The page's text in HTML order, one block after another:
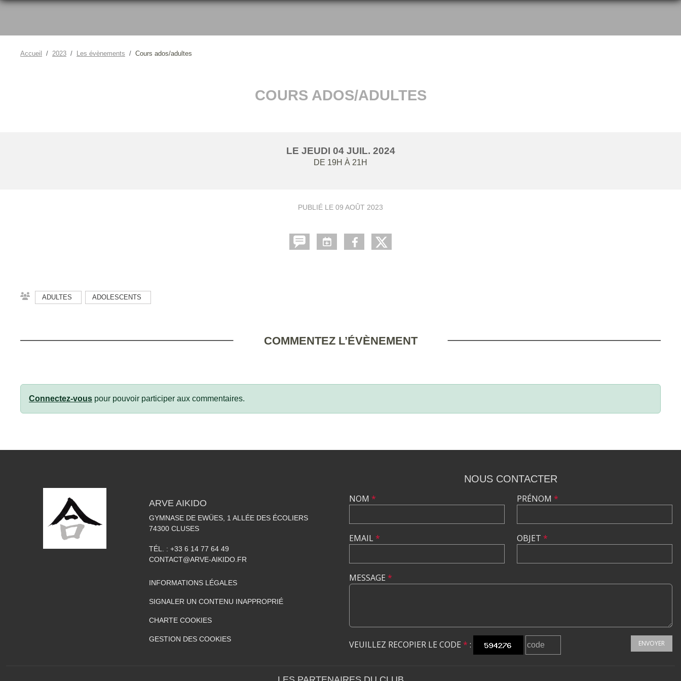
Accueil 2023 Les évènements Cours ados/adultes
COURS ADOS/ADULTES
LE JEUDI 04 JUIL. 2024
DE 19H À 21H
PUBLIÉ LE 09 AOÛT 2023
ADULTES ADOLESCENTS
COMMENTEZ L’ÉVÈNEMENT
Connectez-vous pour pouvoir participer aux commentaires.
ARVE AIKIDO
GYMNASE DE EWÜES, 1 ALLÉE DES ÉCOLIERS
74300 CLUSES
TÉL. : +33 6 14 77 64 49
CONTACT@ARVE-AIKIDO.FR
INFORMATIONS LÉGALES
SIGNALER UN CONTENU INAPPROPRIÉ
CHARTE COOKIES
GESTION DES COOKIES
NOUS CONTACTER
NOM *
EMAIL*
PRÉNOM *
OBJET *
MESSAGE *
VEUILLEZ RECOPIER LE CODE * : ENVOYER